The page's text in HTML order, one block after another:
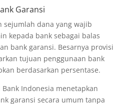
Garansi
sejumlah dana yang wajib
kepada bank sebagai balas
bank garansi. Besarnya provisi
tujuan penggunaan bank
berdasarkan persentase.
Indonesia menetapkan
garansi secara umum tanpa